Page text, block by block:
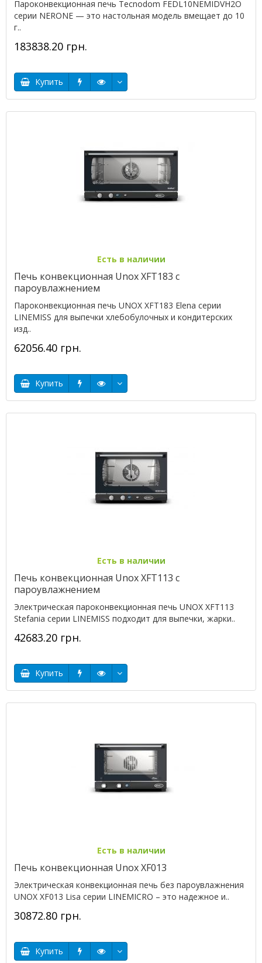
Пароконвекционная печь Tecnodom FEDL10NEMIDVH2O
серии NERONE — это настольная модель вмещает до 10
г..
183838.20 грн.
Купить
Есть в наличии
Печь конвекционная Unox XFT183 с
пароувлажнением
Пароконвекционная печь UNOX XFT183 Elena серии
LINEMISS для выпечки хлебобулочных и кондитерских
изд..
62056.40 грн.
Купить
Есть в наличии
Печь конвекционная Unox XFT113 с
пароувлажнением
Электрическая пароконвекционная печь UNOX XFT113
Stefania серии LINEMISS подходит для выпечки, жарки..
42683.20 грн.
Купить
Есть в наличии
Печь конвекционная Unox XF013
Электрическая конвекционная печь без пароувлажнения
UNOX XF013 Lisa серии LINEMICRO – это надежное и..
30872.80 грн.
Купить